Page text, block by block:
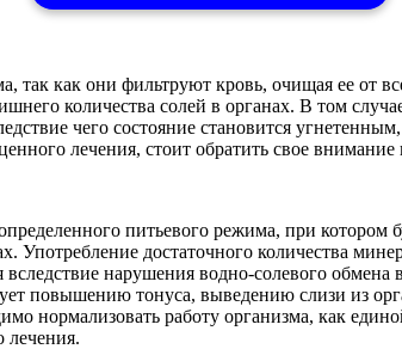
так как они фильтруют кровь, очищая ее от
количества солей в органах. В том
чего состояние становится
лечения, стоит обратить свое
питьевого режима, при
Употребление достаточного количества
нарушения водно-солевого
повышению тонуса, выведению слизи из
нормализовать работу организма, как
лечения.